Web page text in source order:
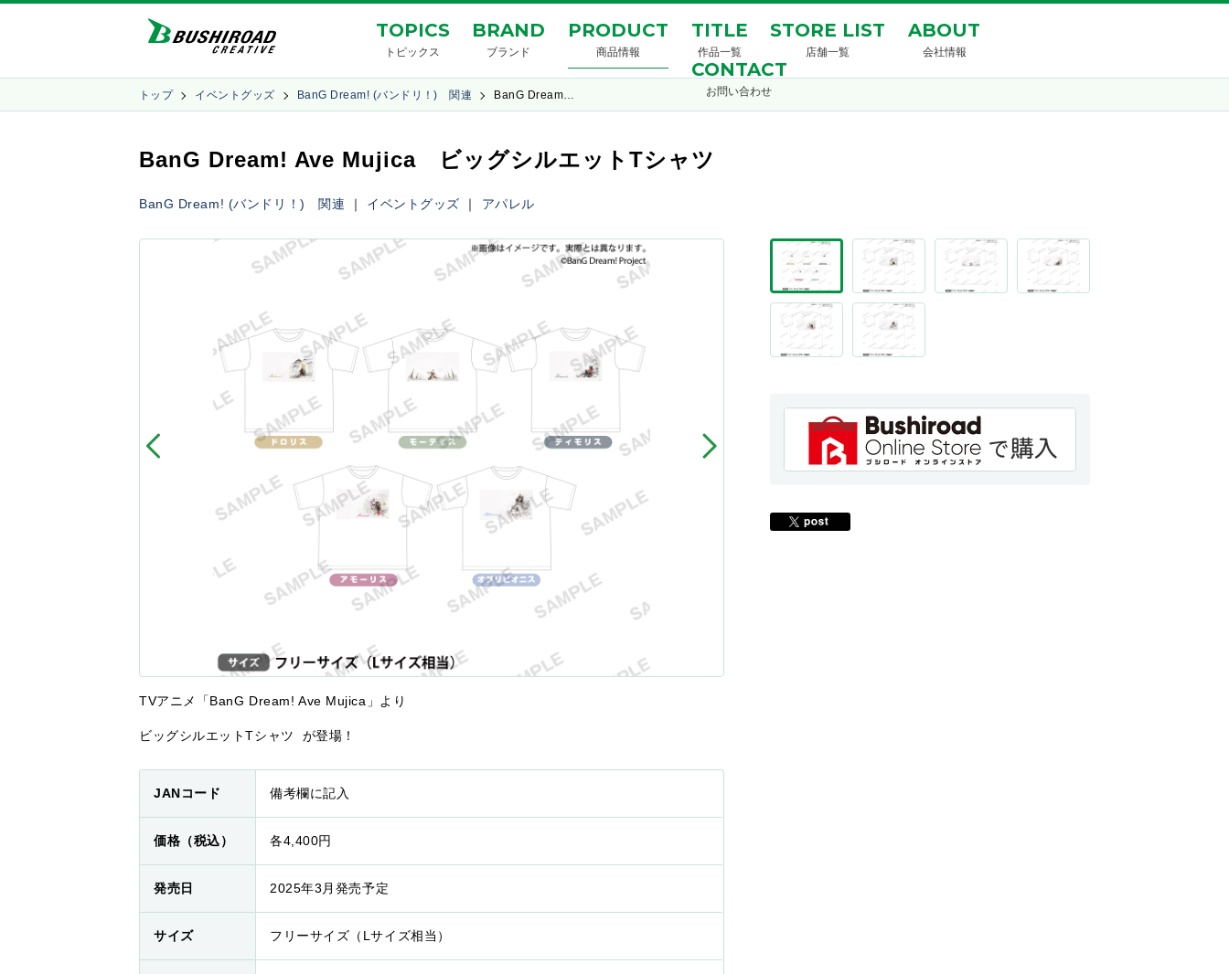
TOPICS
トピックス
BRAND
ブランド
PRODUCT
商品情報
TITLE
作品一覧
STORE LIST
店舗一覧
ABOUT
会社情報
CONTACT
お問い合わせ
トップ イベントグッズ BanG Dream! (バンドリ！) 関連 BanG Dream…
BanG Dream! Ave Mujica ビッグシルエットTシャツ
BanG Dream! (バンドリ！) 関連 ｜ イベントグッズ ｜ アパレル
TVアニメ「BanG Dream! Ave Mujica」より
ビッグシルエットTシャツ が登場！
JANコード 備考欄に記入
価格（税込） 各4,400円
発売日 2025年3月発売予定
サイズ フリーサイズ（Lサイズ相当）